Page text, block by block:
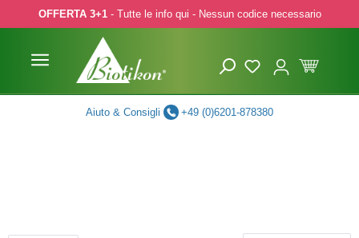
to main content
Skip to search
Skip to main navigation
OFFERTA 3+1- Tutte le info qui - Nessun codice necessario
Aiuto & Consigli +49 (0)6201-878380